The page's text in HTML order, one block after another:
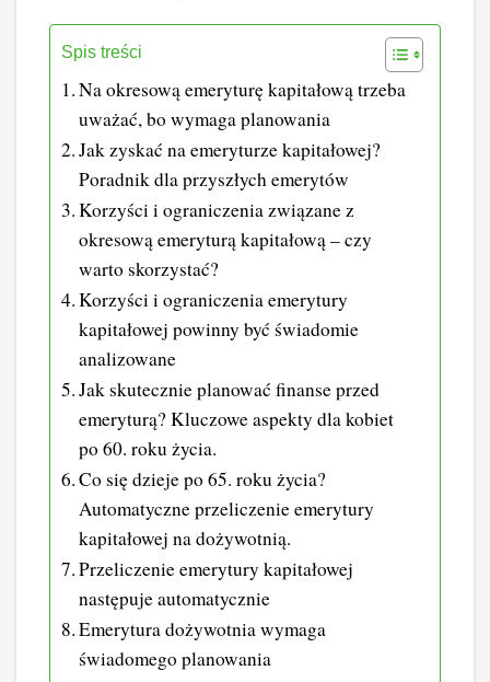
Spis treści
Na okresową emeryturę kapitałową trzeba
uważać, bo wymaga planowania
Jak zyskać na emeryturze kapitałowej?
Poradnik dla przyszłych emerytów
Korzyści i ograniczenia związane z
okresową emeryturą kapitałową – czy
warto skorzystać?
Korzyści i ograniczenia emerytury
kapitałowej powinny być świadomie
analizowane
Jak skutecznie planować finanse przed
emeryturą? Kluczowe aspekty dla kobiet
po 60. roku życia.
Co się dzieje po 65. roku życia?
Automatyczne przeliczenie emerytury
kapitałowej na dożywotnią.
Przeliczenie emerytury kapitałowej
następuje automatycznie
Emerytura dożywotnia wymaga
świadomego planowania